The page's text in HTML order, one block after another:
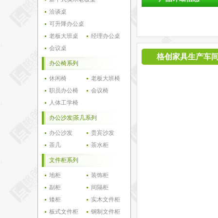
洽谈桌
可升降办公桌
老板大班桌
经理办公桌
会议桌
办公椅系列
休闲椅
老板大班椅
职员办公椅
会议椅
人体工学椅
办公沙发|茶几系列
办公沙发
贵宾沙发
茶几
茶水柜
文件柜系列
地柜
装饰柜
副柜
间隔柜
矮柜
实木文件柜
板式文件柜
钢制文件柜
格创家具生产车